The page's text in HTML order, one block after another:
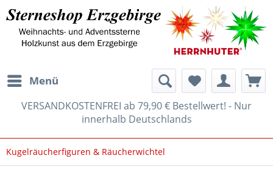
Menü
VERSANDKOSTENFREI ab 79,90 € Bestellwert! - Nur
innerhalb Deutschlands
Kugelräucherfiguren & Räucherwichtel